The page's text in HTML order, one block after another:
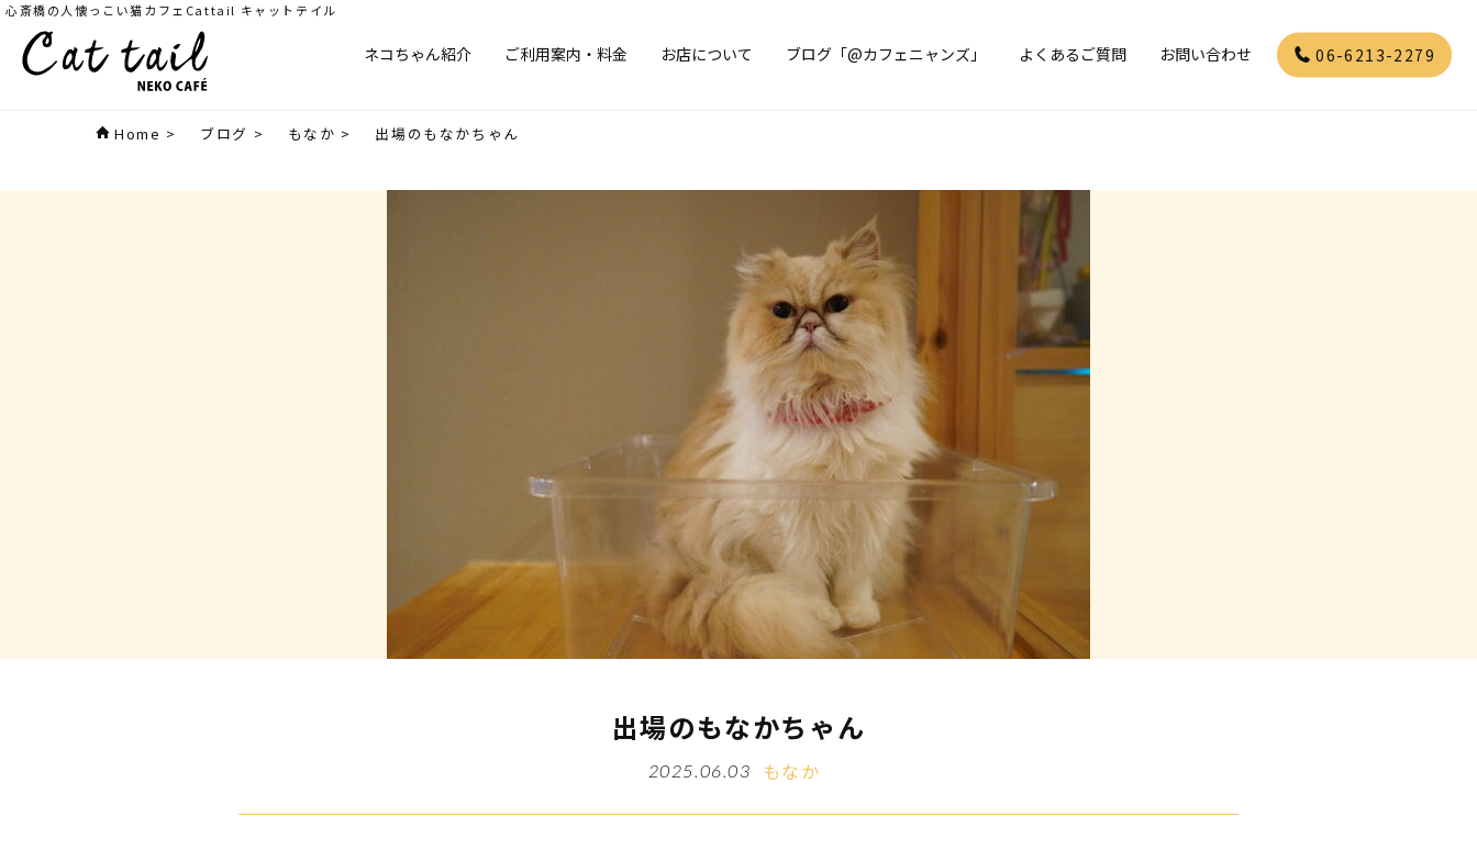
心斎橋の人懐っこい猫カフェCattail キャットテイル
ネコちゃん紹介 ご利用案内・料金 お店について ブログ「@カフェニャンズ」 よくあるご質問 お問い合わせ 06-6213-2279
Home > ブログ > もなか > 出場のもなかちゃん
出場のもなかちゃん
2025.06.03 もなか